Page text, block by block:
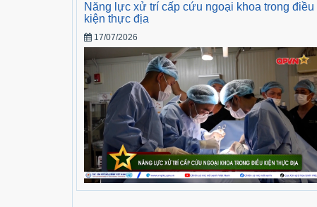
Năng lực xử trí cấp cứu ngoại khoa trong điều
kiện thực địa
17/07/2026